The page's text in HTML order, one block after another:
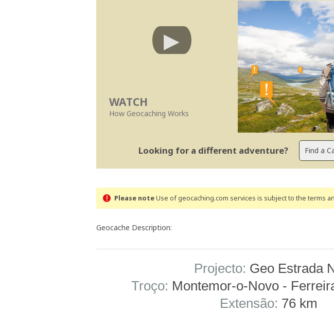
WATCH
How Geocaching Works
Looking for a different adventure?
Please noteUse of geocaching.com services is subject to the terms
Geocache Description:
Projecto: Geo Estrada
Troço: Montemor-o-Novo -
Extensão: 76 km